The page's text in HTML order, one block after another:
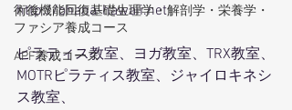
術後機能回復基礎生理学・解剖学・栄養学・
ファシア養成コース
APF養成コース
http://ohana-hawaii.net
ピラティス教室、ヨガ教室、TRX教室、
MOTRピラティス教室、ジャイロキネシ
ス教室、